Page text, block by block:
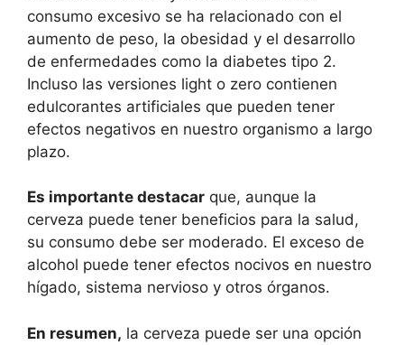
consumo excesivo se ha relacionado con el
aumento de peso, la obesidad y el desarrollo
de enfermedades como la diabetes tipo 2.
Incluso las versiones light o zero contienen
edulcorantes artificiales que pueden tener
efectos negativos en nuestro organismo a largo
plazo.
Es importante destacar que, aunque la
cerveza puede tener beneficios para la salud,
su consumo debe ser moderado. El exceso de
alcohol puede tener efectos nocivos en nuestro
hígado, sistema nervioso y otros órganos.
En resumen, la cerveza puede ser una opción